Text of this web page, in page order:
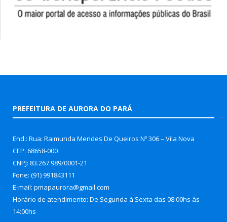
PREFEITURA DE AURORA DO PARÁ
End.: Rua: Raimunda Mendes De Queiros Nº 306 – Vila Nova
CEP: 68658-000
CNPJ: 83.267.989/0001-21
Fone: (91) 991843111
E-mail: pmapaurora@gmail.com
Horário de atendimento: De Segunda à Sexta das 08:00hs às
14:00hs